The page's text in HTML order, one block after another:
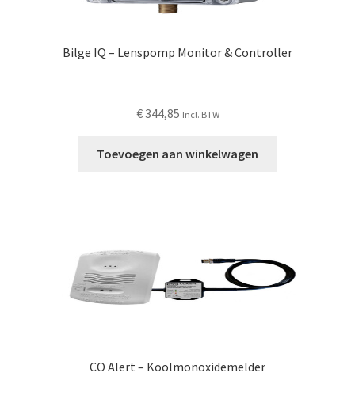
Bilge IQ – Lenspomp Monitor & Controller
€344,85 Incl. BTW
Toevoegen aan winkelwagen
CO Alert – Koolmonoxidemelder